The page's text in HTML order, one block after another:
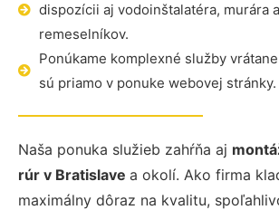
dispozícii aj vodoinštalatéra, murára
remeselníkov.
Ponúkame komplexné služby
sú priamo v ponuke webovej stránky.
Naša ponuka služieb zahŕňa aj
rúr v Bratislave a okolí. Ako firma
maximálny dôraz na kvalitu,